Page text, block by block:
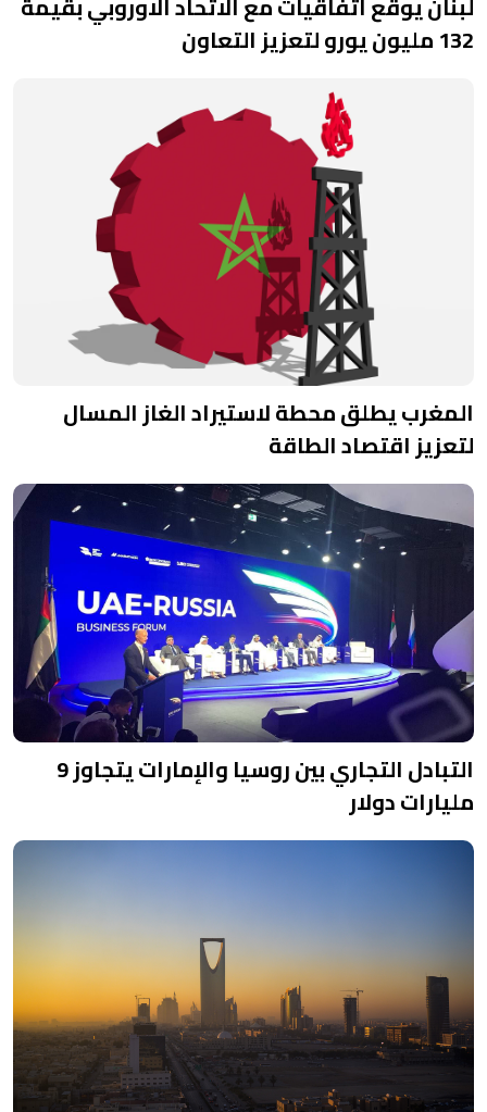
132 مليون يورو لتعزيز التعاون
المغرب يطلق محطة لاستيراد الغاز المسال
لتعزيز اقتصاد الطاقة
التبادل التجاري بين روسيا والإمارات يتجاوز 9
مليارات دولار